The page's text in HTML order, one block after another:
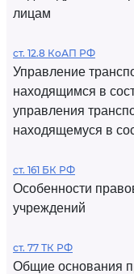
лицам
ст. 12.8 КоАП РФ
Управление
находящимся в
управления
находящемуся в
ст. 161 БК РФ
Особенности
учреждений
ст. 77 ТК РФ
Общие основания